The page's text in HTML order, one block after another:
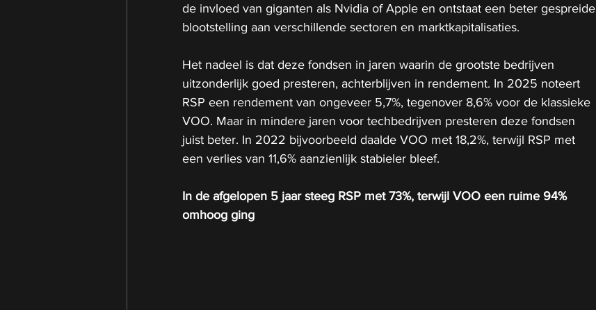
de invloed van giganten als Nvidia of Apple en ontstaat een beter gespreide
blootstelling aan verschillende sectoren en marktkapitalisaties.
Het nadeel is dat deze fondsen in jaren waarin de grootste bedrijven
uitzonderlijk goed presteren, achterblijven in rendement. In 2025 noteert
RSP een rendement van ongeveer 5,7%, tegenover 8,6% voor de klassieke
VOO. Maar in mindere jaren voor techbedrijven presteren deze fondsen
juist beter. In 2022 bijvoorbeeld daalde VOO met 18,2%, terwijl RSP met
een verlies van 11,6% aanzienlijk stabieler bleef.
In de afgelopen 5 jaar steeg RSP met 73%, terwijl VOO een ruime 94%
omhoog ging